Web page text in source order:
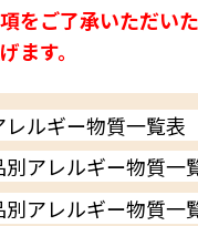
をご了承いただい
ます。
ルギー物質一覧表
別アレルギー物質一
別アレルギー物質一